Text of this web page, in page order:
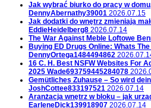
Jak wybrać biurko do pracy w
DennyAbernathy39001 2026.07.15
Jak dodatki do wnętrz zmieniają
EddieHeidelberg8 2026.07.14
The War Against Meble Loftowe
Buying ED Drugs Online: Whats
DennyOrtega1484494862
16 C. H. Best NSFW Websites For
2025 Wade693759445284078
Gemütliches Zuhause – So wird
JoshCottee833197521 2026.07.14
Aranżacja wnętrz w bloku – jak
EarleneDick139918907 2026.07.14